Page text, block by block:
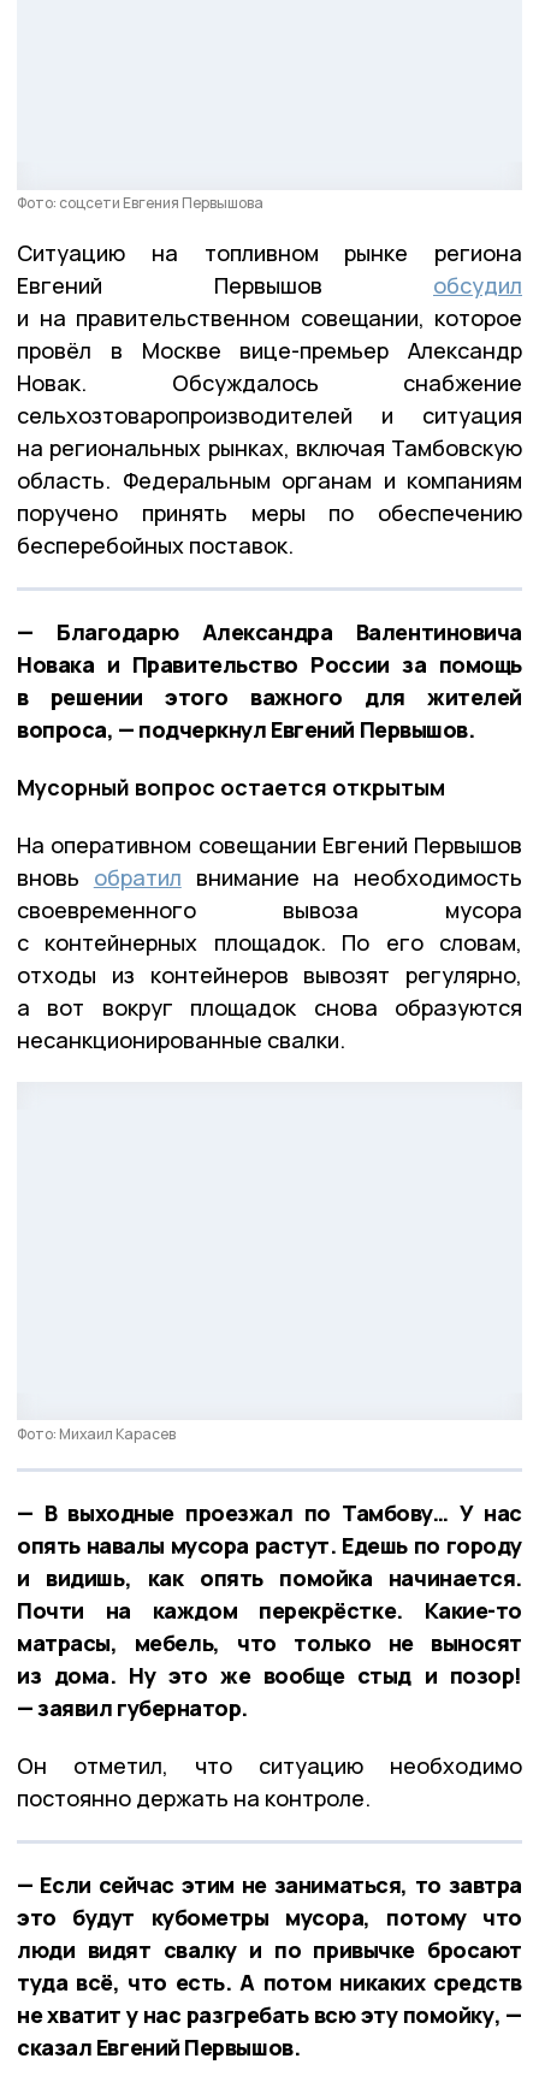
Фото: соцсети Евгения Первышова
Ситуацию на топливном рынке региона
Евгений Первышов обсудил
и на правительственном совещании, которое
провёл в Москве вице-премьер Александр
Новак. Обсуждалось снабжение
сельхозтоваропроизводителей и ситуация
на региональных рынках, включая Тамбовскую
область. Федеральным органам и компаниям
поручено принять меры по обеспечению
бесперебойных поставок.
— Благодарю Александра Валентиновича
Новака и Правительство России за помощь
в решении этого важного для жителей
вопроса, — подчеркнул Евгений Первышов.
Мусорный вопрос остается открытым
На оперативном совещании Евгений Первышов
вновь обратил внимание на необходимость
своевременного вывоза мусора
с контейнерных площадок. По его словам,
отходы из контейнеров вывозят регулярно,
а вот вокруг площадок снова образуются
несанкционированные свалки.
Фото: Михаил Карасев
— В выходные проезжал по Тамбову… У нас
опять навалы мусора растут. Едешь по городу
и видишь, как опять помойка начинается.
Почти на каждом перекрёстке. Какие-то
матрасы, мебель, что только не выносят
из дома. Ну это же вообще стыд и позор!
— заявил губернатор.
Он отметил, что ситуацию необходимо
постоянно держать на контроле.
— Если сейчас этим не заниматься, то завтра
это будут кубометры мусора, потому что
люди видят свалку и по привычке бросают
туда всё, что есть. А потом никаких средств
не хватит у нас разгребать всю эту помойку, —
сказал Евгений Первышов.